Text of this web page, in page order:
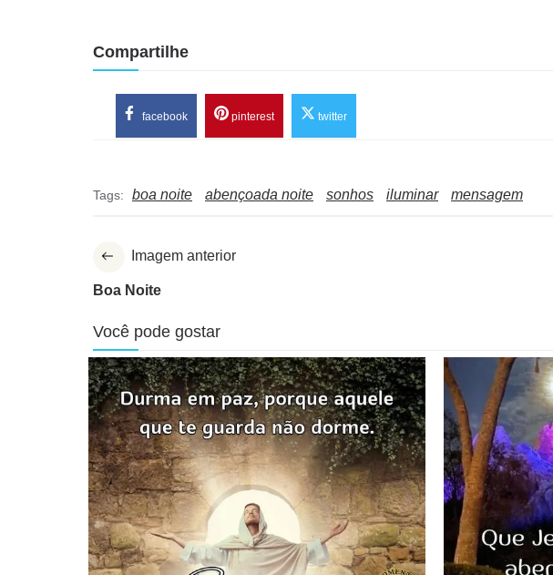
Compartilhe
facebook pinterest twitter
Tags: boa noite abençoada noite sonhos iluminar mensagem
Imagem anterior
Boa Noite
Você pode gostar